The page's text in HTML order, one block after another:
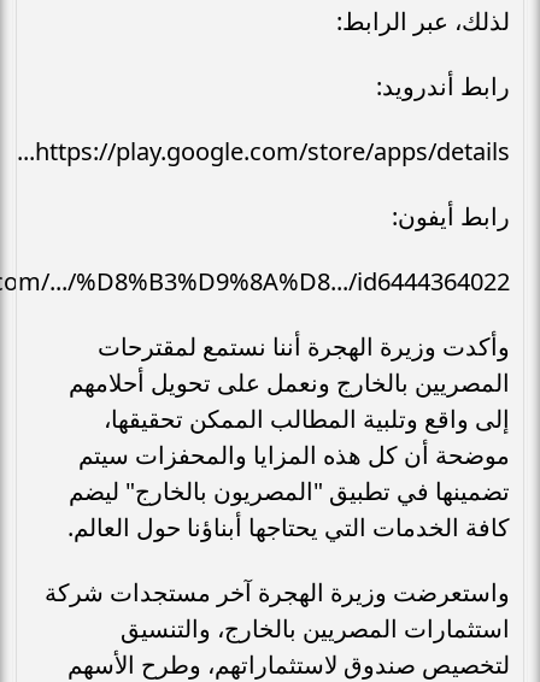
لذلك، عبر الرابط:
رابط أندرويد:
https://play.google.com/store/apps/details...
رابط أيفون:
.../%D8%B3%D9%8A%D8.../id6444364022
وأكدت وزيرة الهجرة أننا نستمع لمقترحات
المصريين بالخارج ونعمل على تحويل أحلامهم
إلى واقع وتلبية المطالب الممكن تحقيقها،
موضحة أن كل هذه المزايا والمحفزات سيتم
تضمينها في تطبيق "المصريون بالخارج" ليضم
كافة الخدمات التي يحتاجها أبناؤنا حول العالم.
واستعرضت وزيرة الهجرة آخر مستجدات شركة
استثمارات المصريين بالخارج، والتنسيق
لتخصيص صندوق لاستثماراتهم، وطرح الأسهم